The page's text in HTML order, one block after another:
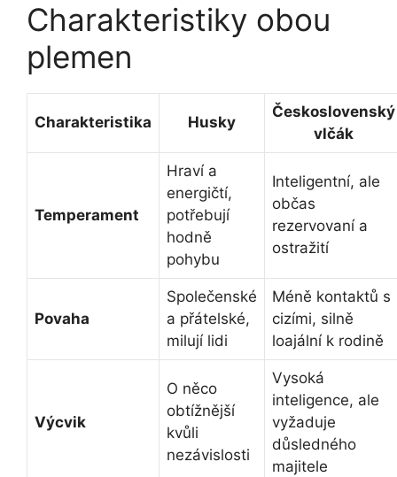
Charakteristiky obou
plemen
Charakteristika Husky
Československý
vlčák
Temperament
Hraví a
energičtí,
potřebují
hodně
pohybu
Inteligentní, ale
občas
rezervovaní a
ostražití
Povaha
Společenské
a přátelské,
milují lidi
Méně kontaktů s
cizími, silně
loajální k rodině
Výcvik
O něco
obtížnější
kvůli
nezávislosti
Vysoká
inteligence, ale
vyžaduje
důsledného
majitele